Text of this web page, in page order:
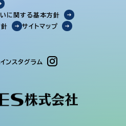
に関する基本方針
サイトマップ
ンスタグラム